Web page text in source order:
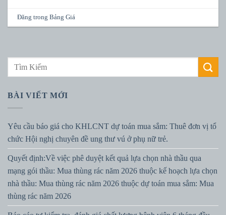
Đăng trongBảng Giá
BÀI VIẾT MỚI
Yêu cầu báo giá cho KHLCNT dự toán mua sắm: Thuê đơn vị tổ
chức Hội nghị chuyên đề ung thư vú ở phụ nữ trẻ.
Quyết định:Về việc phê duyệt kết quả lựa chọn nhà thầu qua
mạng gói thầu: Mua thùng rác năm 2026 thuộc kế hoạch lựa chọn
nhà thầu: Mua thùng rác năm 2026 thuộc dự toán mua sắm: Mua
thùng rác năm 2026